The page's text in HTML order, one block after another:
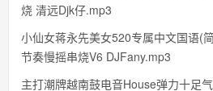
烧 清远Djk仔.mp3
小仙女蒋永先美女520专属中文国语(
节奏慢摇串烧V6 DJFany.mp3
主打潮牌越南鼓电音House弹力十足